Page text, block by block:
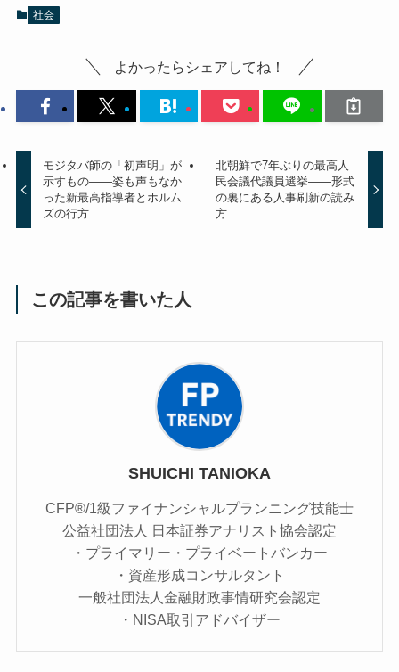
社会
よかったらシェアしてね！
モジタバ師の「初声明」が
示すもの——姿も声もなか
った新最高指導者とホルム
ズの行方
北朝鮮で7年ぶりの最高人
民会議代議員選挙——形式
の裏にある人事刷新の読み
方
この記事を書いた人
SHUICHI TANIOKA
CFP®/1級ファイナンシャルプランニング技能士
公益社団法人 日本証券アナリスト協会認定
・プライマリー・プライベートバンカー
・資産形成コンサルタント
一般社団法人金融財政事情研究会認定
・NISA取引アドバイザー